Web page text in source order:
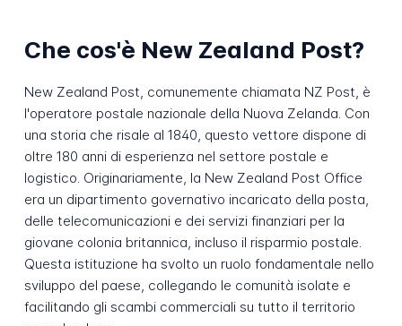
Che cos'è New Zealand Post?
New Zealand Post, comunemente chiamata NZ Post, è
l'operatore postale nazionale della Nuova Zelanda. Con
una storia che risale al 1840, questo vettore dispone di
oltre 180 anni di esperienza nel settore postale e
logistico. Originariamente, la New Zealand Post Office
era un dipartimento governativo incaricato della posta,
delle telecomunicazioni e dei servizi finanziari per la
giovane colonia britannica, incluso il risparmio postale.
Questa istituzione ha svolto un ruolo fondamentale nello
sviluppo del paese, collegando le comunità isolate e
facilitando gli scambi commerciali su tutto il territorio